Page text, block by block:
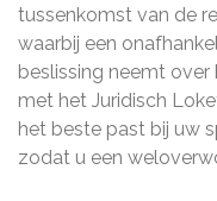
tussenkomst van de
waarbij een
beslissing neemt
met het Juridisch
het beste past bij uw
zodat u een